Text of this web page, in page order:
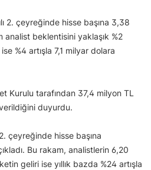
2. çeyreğinde hisse başına 3,38
analist beklentisini yaklaşık %2
%4 artışla 7,1 milyar dolara
Kurulu tarafından 37,4 milyon TL
duyurdu.
çeyreğinde hisse başına
Bu rakam, analistlerin 6,20
geliri ise yıllık bazda %24 artışla